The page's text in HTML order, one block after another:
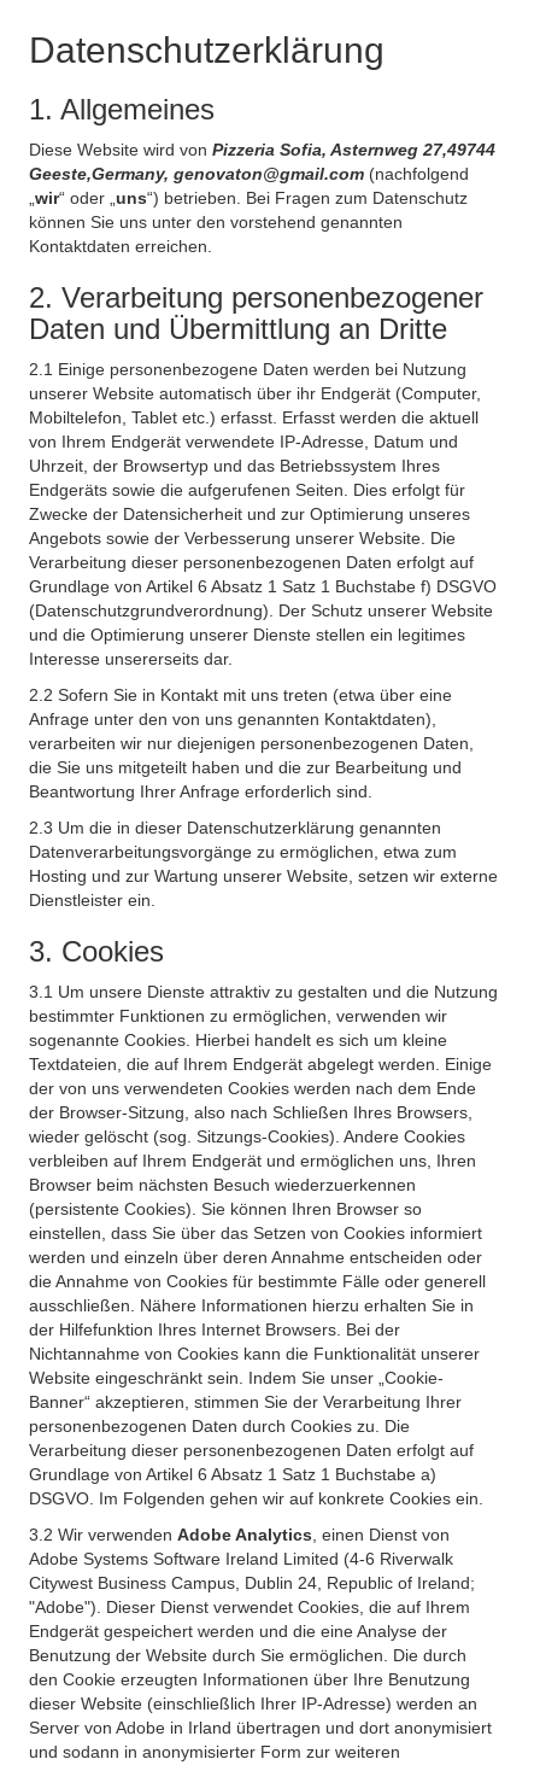
Datenschutzerklärung
1. Allgemeines
Diese Website wird von Pizzeria Sofia, Asternweg 27,49744
Geeste,Germany, genovaton@gmail.com (nachfolgend
wir“ oder „ uns“) betrieben. Bei Fragen zum Datenschutz
können Sie uns unter den vorstehend genannten
Kontaktdaten erreichen.
2. Verarbeitung personenbezogener
Daten und Übermittlung an Dritte
2.1 Einige personenbezogene Daten werden bei Nutzung
unserer Website automatisch über ihr Endgerät (Computer,
Mobiltelefon, Tablet etc.) erfasst. Erfasst werden die aktuell
von Ihrem Endgerät verwendete IP-Adresse, Datum und
Uhrzeit, der Browsertyp und das Betriebssystem Ihres
Endgeräts sowie die aufgerufenen Seiten. Dies erfolgt für
Zwecke der Datensicherheit und zur Optimierung unseres
Angebots sowie der Verbesserung unserer Website. Die
Verarbeitung dieser personenbezogenen Daten erfolgt auf
Grundlage von Artikel 6 Absatz 1 Satz 1 Buchstabe f) DSGVO
(Datenschutzgrundverordnung). Der Schutz unserer Website
und die Optimierung unserer Dienste stellen ein legitimes
Interesse unsererseits dar.
2.2 Sofern Sie in Kontakt mit uns treten (etwa über eine
Anfrage unter den von uns genannten Kontaktdaten),
verarbeiten wir nur diejenigen personenbezogenen Daten,
die Sie uns mitgeteilt haben und die zur Bearbeitung und
Beantwortung Ihrer Anfrage erforderlich sind.
2.3 Um die in dieser Datenschutzerklärung genannten
Datenverarbeitungsvorgänge zu ermöglichen, etwa zum
Hosting und zur Wartung unserer Website, setzen wir externe
Dienstleister ein.
3. Cookies
3.1 Um unsere Dienste attraktiv zu gestalten und die Nutzung
bestimmter Funktionen zu ermöglichen, verwenden wir
sogenannte Cookies. Hierbei handelt es sich um kleine
Textdateien, die auf Ihrem Endgerät abgelegt werden. Einige
der von uns verwendeten Cookies werden nach dem Ende
der Browser-Sitzung, also nach Schließen Ihres Browsers,
wieder gelöscht (sog. Sitzungs-Cookies). Andere Cookies
verbleiben auf Ihrem Endgerät und ermöglichen uns, Ihren
Browser beim nächsten Besuch wiederzuerkennen
(persistente Cookies). Sie können Ihren Browser so
einstellen, dass Sie über das Setzen von Cookies informiert
werden und einzeln über deren Annahme entscheiden oder
die Annahme von Cookies für bestimmte Fälle oder generell
ausschließen. Nähere Informationen hierzu erhalten Sie in
der Hilfefunktion Ihres Internet Browsers. Bei der
Nichtannahme von Cookies kann die Funktionalität unserer
Website eingeschränkt sein. Indem Sie unser „Cookie-
Banner“ akzeptieren, stimmen Sie der Verarbeitung Ihrer
personenbezogenen Daten durch Cookies zu. Die
Verarbeitung dieser personenbezogenen Daten erfolgt auf
Grundlage von Artikel 6 Absatz 1 Satz 1 Buchstabe a)
DSGVO. Im Folgenden gehen wir auf konkrete Cookies ein.
3.2 Wir verwenden Adobe Analytics , einen Dienst von
Adobe Systems Software Ireland Limited (4-6 Riverwalk
Citywest Business Campus, Dublin 24, Republic of Ireland;
"Adobe"). Dieser Dienst verwendet Cookies, die auf Ihrem
Endgerät gespeichert werden und die eine Analyse der
Benutzung der Website durch Sie ermöglichen. Die durch
den Cookie erzeugten Informationen über Ihre Benutzung
dieser Website (einschließlich Ihrer IP-Adresse) werden an
Server von Adobe in Irland übertragen und dort anonymisiert
und sodann in anonymisierter Form zur weiteren